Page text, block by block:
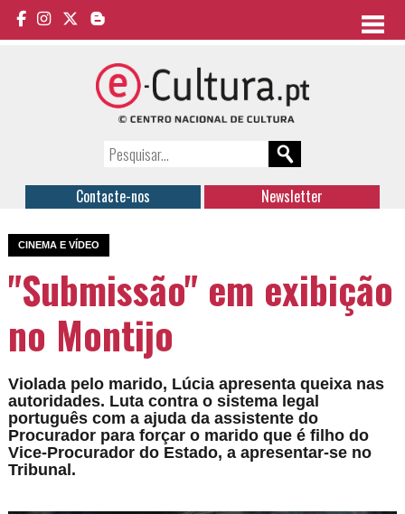
Contacte-nos Newsletter
CINEMA E VÍDEO
"Submissão" em exibição
no Montijo
Violada pelo marido, Lúcia apresenta queixa nas
autoridades. Luta contra o sistema legal
português com a ajuda da assistente do
Procurador para forçar o marido que é filho do
Vice-Procurador do Estado, a apresentar-se no
Tribunal.